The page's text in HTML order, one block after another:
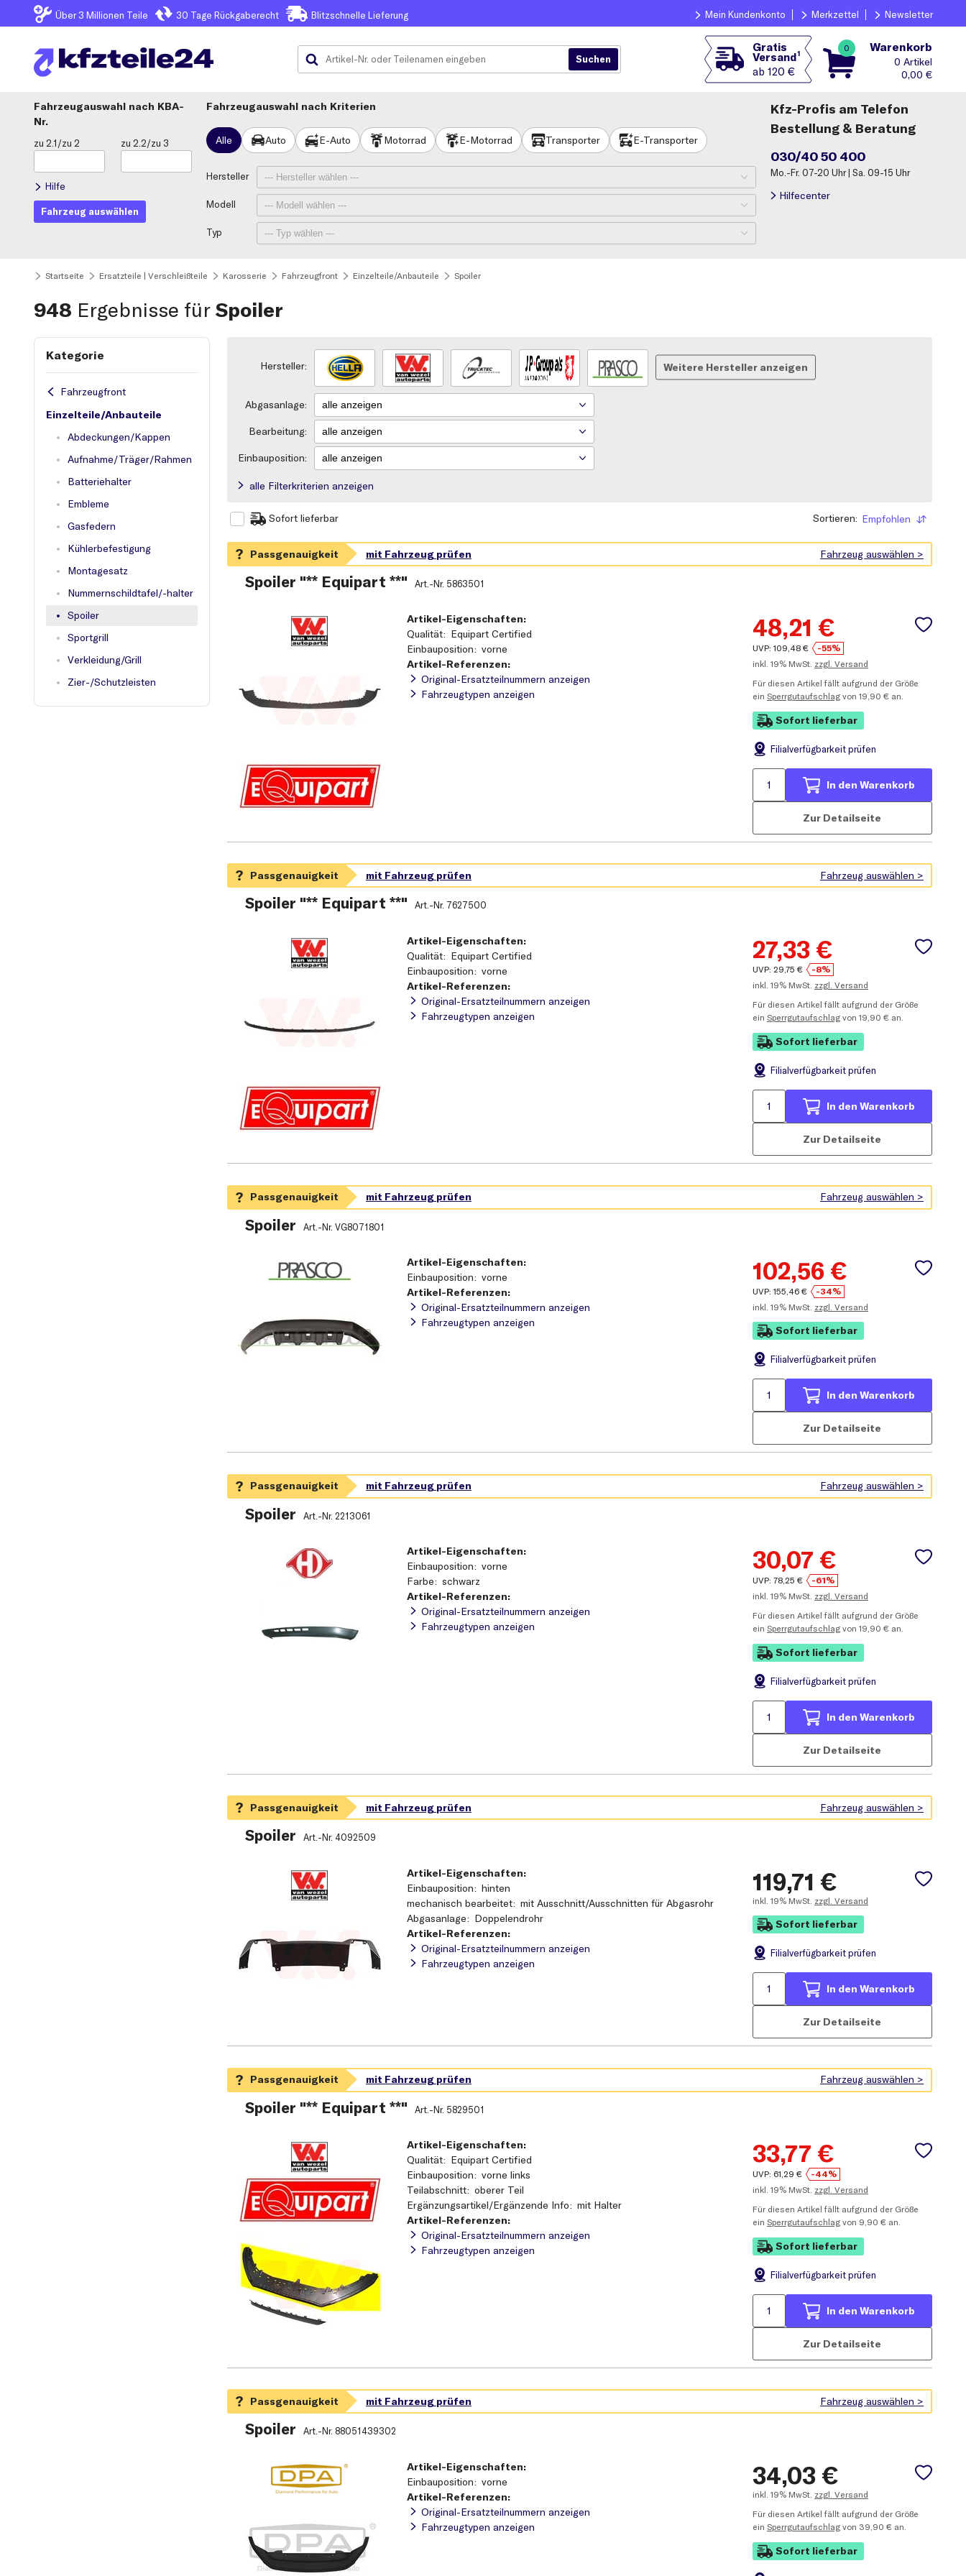
Über 3 Millionen Teile 30 Tage Rückgaberecht Blitzschnelle Lieferung Mein Kundenkonto Merkzettel Newsletter
Gratis
Versand1
ab 120 €
0 Warenkorb
0
0,00 €
Fahrzeugauswahl
KBA-
Nr.
zu 2.1/zu 2 zu 2.2/zu 3
Hilfe
Fahrzeug auswählen
Fahrzeugauswahl nach Kriterien
Alle Auto E-Auto Motorrad E-Motorrad Transporter E-Transporter
Hersteller
Modell
Typ
Kfz-Profis am Telefon
Bestellung & Beratung
030/40 50 400
Mo.-Fr. 07-20 Uhr | Sa. 09-15 Uhr
Hilfecenter
Startseite Ersatzteile | Verschleißteile Karosserie Fahrzeugfront Einzelteile/Anbauteile Spoiler
948 Ergebnisse für Spoiler
Kategorie
Fahrzeugfront
Einzelteile/Anbauteile
Abdeckungen/Kappen
Aufnahme/Träger/Rahmen
Batteriehalter
Embleme
Gasfedern
Kühlerbefestigung
Montagesatz
Nummernschildtafel/-halter
Spoiler
Sportgrill
Verkleidung/Grill
Zier-/Schutzleisten
Hersteller: Weitere Hersteller anzeigen
Abgasanlage:
Bearbeitung:
Einbauposition:
alle Filterkriterien anzeigen
Sofort lieferbar Sortieren: Empfohlen
Sortieren
Spoiler "** Equipart **" Art.-Nr. 5863501
48,21 €
UVP: 109,48€
-55%
inkl. 19% MwSt. zzgl. Versand
Für diesen Artikel fällt aufgrund der Größe
ein Sperrgutaufschlagvon 19,90 € an.
Sofort lieferbar
Filialverfügbarkeit prüfen
In den Warenkorb
Zur Detailseite
Artikel-Eigenschaften:
Qualität Equipart Certified
Einbauposition vorne
Artikel-Referenzen:
Original-Ersatzteilnummern anzeigen
Fahrzeugtypen anzeigen
Spoiler "** Equipart **" Art.-Nr. 7627500
27,33€
UVP: 29,75 €
-8%
inkl. 19% MwSt. zzgl. Versand
Für diesen Artikel fällt aufgrund der Größe
ein Sperrgutaufschlagvon 19,90 € an.
Sofort lieferbar
Filialverfügbarkeit prüfen
In den Warenkorb
Zur Detailseite
Artikel-Eigenschaften:
Qualität Equipart Certified
Einbauposition vorne
Artikel-Referenzen:
Original-Ersatzteilnummern anzeigen
Fahrzeugtypen anzeigen
Spoiler Art.-Nr. VG8071801
102,56 €
UVP: 155,46€
-34%
inkl. 19% MwSt. zzgl. Versand
Sofort lieferbar
Filialverfügbarkeit prüfen
In den Warenkorb
Zur Detailseite
Artikel-Eigenschaften:
Einbauposition vorne
Artikel-Referenzen:
Original-Ersatzteilnummern anzeigen
Fahrzeugtypen anzeigen
Spoiler Art.-Nr. 2213061
30,07 €
UVP: 78,25 €
-61%
inkl. 19% MwSt. zzgl. Versand
Für diesen Artikel fällt aufgrund der Größe
ein Sperrgutaufschlagvon 19,90 € an.
Sofort lieferbar
Filialverfügbarkeit prüfen
In den Warenkorb
Zur Detailseite
Artikel-Eigenschaften:
Einbauposition vorne
Farbe schwarz
Artikel-Referenzen:
Original-Ersatzteilnummern anzeigen
Fahrzeugtypen anzeigen
Spoiler Art.-Nr. 4092509
119,71 €
inkl. 19% MwSt. zzgl. Versand
Sofort lieferbar
Filialverfügbarkeit prüfen
In den Warenkorb
Zur Detailseite
Artikel-Eigenschaften:
Einbauposition hinten
mechanisch bearbeitet mit Ausschnitt/Ausschnitten für Abgasrohr
Abgasanlage Doppelendrohr
Artikel-Referenzen:
Original-Ersatzteilnummern anzeigen
Fahrzeugtypen anzeigen
Spoiler "** Equipart **" Art.-Nr. 5829501
33,77 €
UVP: 61,29 €
-44%
inkl. 19% MwSt. zzgl. Versand
Für diesen Artikel fällt aufgrund der Größe
ein Sperrgutaufschlagvon 9,90 € an.
Sofort lieferbar
Filialverfügbarkeit prüfen
In den Warenkorb
Zur Detailseite
Artikel-Eigenschaften:
Qualität Equipart Certified
Einbauposition vorne links
Teilabschnitt oberer Teil
Ergänzungsartikel/Ergänzende Info mit Halter
Artikel-Referenzen:
Original-Ersatzteilnummern anzeigen
Fahrzeugtypen anzeigen
Spoiler Art.-Nr. 88051439302
34,03 €
inkl. 19% MwSt. zzgl. Versand
Für diesen Artikel fällt aufgrund der Größe
ein Sperrgutaufschlagvon 39,90 € an.
Sofort lieferbar
Artikel-Eigenschaften:
Einbauposition vorne
Artikel-Referenzen:
Original-Ersatzteilnummern anzeigen
Fahrzeugtypen anzeigen